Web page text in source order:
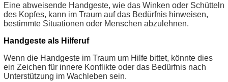
Eine abweisende Handgeste, wie das Winken oder Schütteln
des Kopfes, kann im Traum auf das Bedürfnis hinweisen,
bestimmte Situationen oder Menschen abzulehnen.
Handgeste als Hilferuf
Wenn die Handgeste im Traum um Hilfe bittet, könnte dies
ein Zeichen für innere Konflikte oder das Bedürfnis nach
Unterstützung im Wachleben sein.